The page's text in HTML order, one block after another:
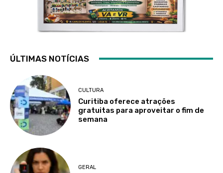
ÚLTIMAS NOTÍCIAS
CULTURA
Curitiba oferece atrações
gratuitas para aproveitar o fim de
semana
GERAL